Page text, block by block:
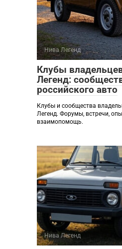
Нива Легенд
Клубы
Легенд:
российского авто
Клубы и сообщества
Легенд. Форумы, встречи,
взаимопомощь.
Нива Легенд